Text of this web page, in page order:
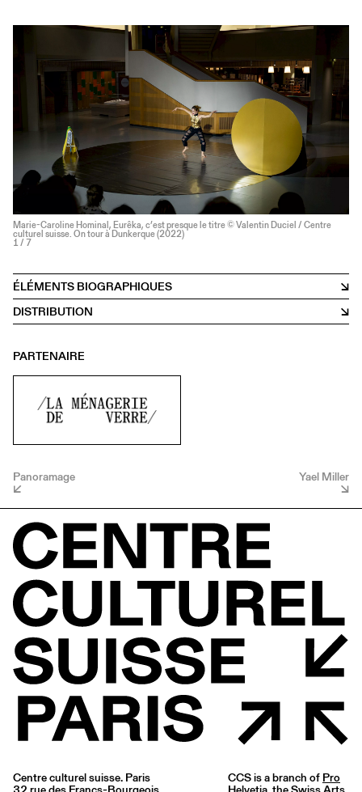
Marie-Caroline Hominal, Eurêka, c’est presque le titre © Valentin Duciel / Centre
culturel suisse. On tour à Dunkerque (2022)
1 / 7
ÉLÉMENTS BIOGRAPHIQUES
DISTRIBUTION
PARTENAIRE
Panoramage Yael Miller
Centre culturel suisse. Paris CCS is a branch of Pro